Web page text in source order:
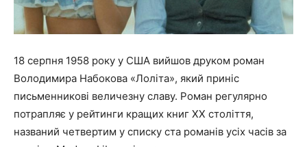
18 серпня 1958 року у США вийшов друком роман
Володимира Набокова «Лоліта», який приніс
письменникові величезну славу. Роман регулярно
потрапляє у рейтинги кращих книг XX століття,
названий четвертим у списку ста романів усіх часів за